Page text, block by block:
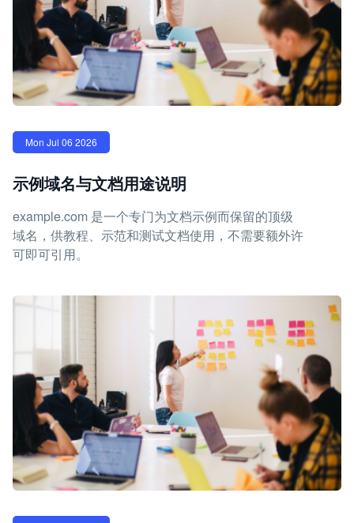
Mon Jul 06 2026
示例域名与文档用途说明
example.com 是一个专门为文档示例而保留的顶级
域名，供教程、示范和测试文档使用，不需要额外许
可即可引用。